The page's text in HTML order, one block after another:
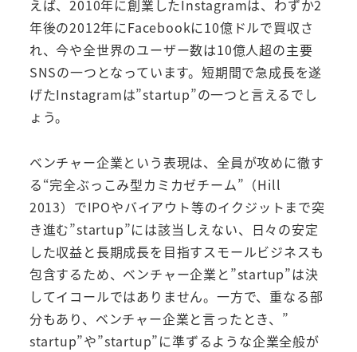
えば、2010年に創業したInstagramは、わずか2
年後の2012年にFacebookに10億ドルで買収さ
れ、今や全世界のユーザー数は10億人超の主要
SNSの一つとなっています。短期間で急成長を遂
げたInstagramは”startup”の一つと言えるでし
ょう。
ベンチャー企業という表現は、全員が攻めに徹す
る“完全ぶっこみ型カミカゼチーム”（Hill
2013）でIPOやバイアウト等のイクジットまで突
き進む”startup”には該当しえない、日々の安定
した収益と長期成長を目指すスモールビジネスも
包含するため、ベンチャー企業と”startup”は決
してイコールではありません。一方で、重なる部
分もあり、ベンチャー企業と言ったとき、”
startup”や”startup”に準ずるような企業全般が